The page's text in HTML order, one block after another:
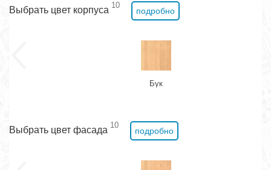
Выбрать цвет корпуса 10
подробно
Бук
Выбрать цвет фасада 10
подробно